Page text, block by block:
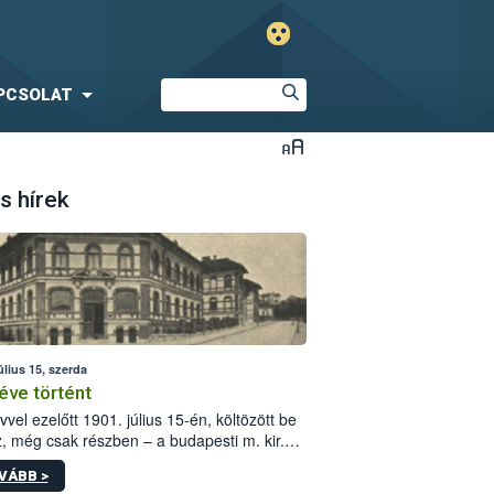
hírek
15, szerda
történt
ezelőtt 1901. július 15-én, költözött be
még csak részben – a budapesti m. kir.
állomás a Kis Rókus utca
alatti, Czigler Győző által tervezett új
>